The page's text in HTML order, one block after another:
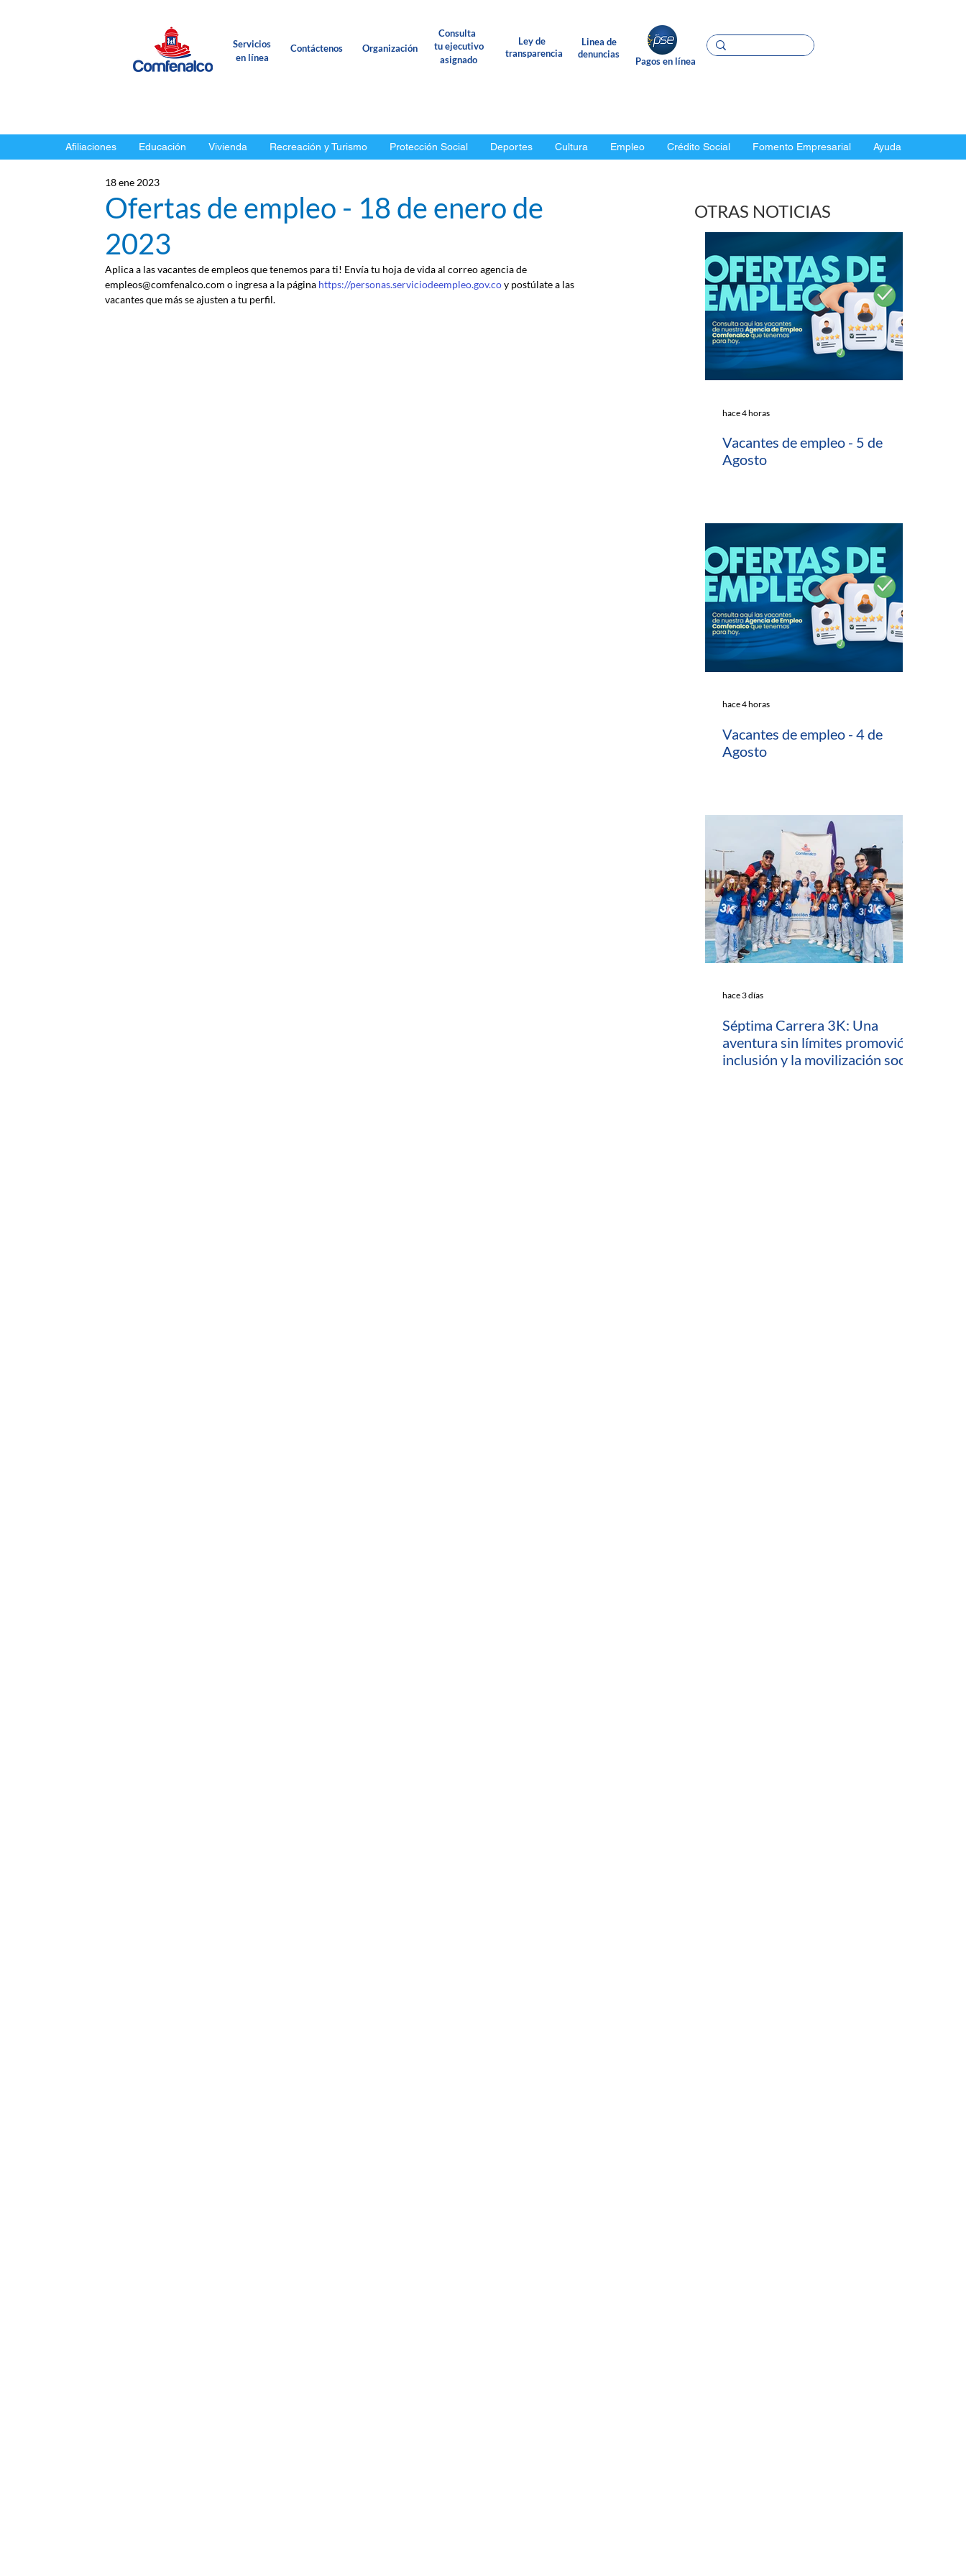
Servicios
en línea
Contáctenos Organización
Consulta
tu ejecutivo
asignado
Ley de
transparencia
Linea de
denuncias
Pagos en línea
Afiliaciones Educación Vivienda Recreación y Turismo Protección Social Deportes Cultura Empleo Crédito Social Fomento Empresarial Ayuda
Ofertas de empleo - 18 de enero de
2023
18 ene 2023
Aplica a las vacantes de empleos que tenemos para ti! Envía tu hoja de vida al correo agencia de
empleos@comfenalco.com o ingresa a la página https://personas.serviciodeempleo.gov.co y postúlate a las
vacantes que más se ajusten a tu perfil.
OTRAS NOTICIAS
Vacantes de empleo - 5 de
Agosto
hace 4 horas
Vacantes de empleo - 4 de
Agosto
hace 4 horas
Séptima Carrera 3K: Una
aventura sin límites promovió la
inclusión y la movilización social
hace 3 días